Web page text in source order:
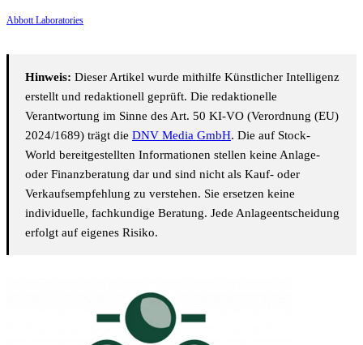
Abbott Laboratories
Hinweis: Dieser Artikel wurde mithilfe Künstlicher Intelligenz
erstellt und redaktionell geprüft. Die redaktionelle
Verantwortung im Sinne des Art. 50 KI-VO (Verordnung (EU)
2024/1689) trägt die DNV Media GmbH. Die auf Stock-
World bereitgestellten Informationen stellen keine Anlage-
oder Finanzberatung dar und sind nicht als Kauf- oder
Verkaufsempfehlung zu verstehen. Sie ersetzen keine
individuelle, fachkundige Beratung. Jede Anlageentscheidung
erfolgt auf eigenes Risiko.